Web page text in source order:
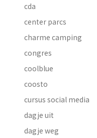
cda
center parcs
charme camping
congres
coolblue
coosto
cursus social media
dagje uit
dagje weg